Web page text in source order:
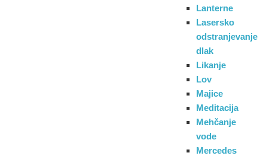
Lanterne
Lasersko
odstranjevanje
dlak
Likanje
Lov
Majice
Meditacija
Mehčanje
vode
Mercedes